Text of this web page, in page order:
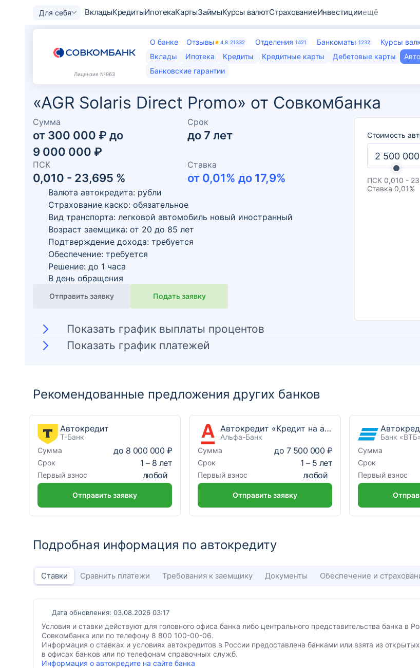
Для себя ВкладыКредитыИпотекаКартыЗаймыКурсы валютСтрахованиеИнвестицииещё
Лицензия №963
О банке Отзывы 4,8 21332 Отделения 1421 Банкоматы 1232 Курсы
Вклады
Ипотека Кредиты Кредитные карты Дебетовые карты
Банковские гарантии
«AGR Solaris Direct Promo» от Совкомбанка
Сумма
от 300 000 ₽ до
9 000 000 ₽
Срок
до 7 лет
ПСК
0,010 - 23,695 %
Ставка
от 0,01% до 17,9%
Валюта автокредита: рубли
Страхование каско: обязательное
Вид транспорта: легковой автомобиль новый иностранный
Возраст заемщика: от 20 до 85 лет
Подтверждение дохода: требуется
Обеспечение: требуется
Решение: до 1 часа
В день обращения
Отправить заявку Подать заявку
Стоимость
ПСК 0,010 -
Ставка 0,01%
Показать график выплаты процентов
Показать график платежей
Рекомендованные предложения других банков
Автокредит
Т-Банк
Сумма
до 8 000 000 ₽
Срок 1 – 8 лет
Первый взнос любой
Отправить заявку
Автокредит «Кредит на автомобиль»
Альфа-Банк
Сумма
до 7 500 000 ₽
Срок 1 – 5 лет
Первый взнос любой
Отправить заявку
Банк
Сумма
Срок
Первый взнос
Подробная информация по автокредиту
Ставки Сравнить платежи Требования к заемщику Документы Обеспечение и
Дата обновления: 03.08.2026 03:17
Условия и ставки действуют для головного офиса банка либо центрального представительства банка
Совкомбанка или по телефону 8 800 100-00-06.
Информация о ставках и условиях автокредитов в России предоставлена банками или взята из
в офисах банков или по телефонам справочных служб.
Информация о автокредите на сайте банка